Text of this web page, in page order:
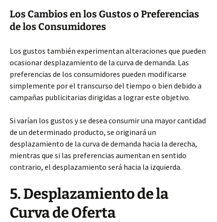
Los Cambios en los Gustos o Preferencias
de los Consumidores
Los gustos también experimentan alteraciones que pueden
ocasionar desplazamiento de la curva de demanda. Las
preferencias de los consumidores pueden modificarse
simplemente por el transcurso del tiempo o bien debido a
campañas publicitarias dirigidas a lograr este objetivo.
Si varían los gustos y se desea consumir una mayor cantidad
de un determinado producto, se originará un
desplazamiento de la curva de demanda hacia la derecha,
mientras que si las preferencias aumentan en sentido
contrario, el desplazamiento será hacia la izquierda.
5. Desplazamiento de la
Curva de Oferta